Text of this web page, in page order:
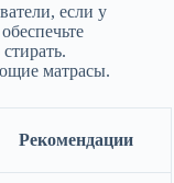
если у
матрасы.
Рекомендации